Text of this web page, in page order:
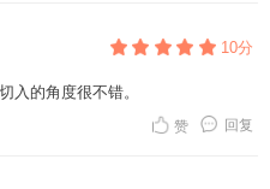
10分
入的角度很不错。
回复
赞